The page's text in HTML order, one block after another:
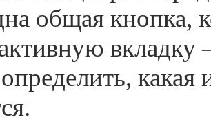
общая кнопка,
какая